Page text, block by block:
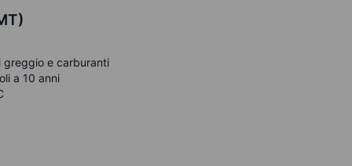
greggio e carburanti
a 10 anni